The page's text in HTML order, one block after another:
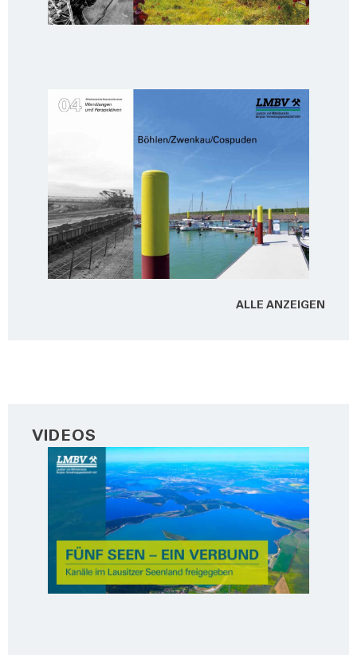
ALLE ANZEI­GEN
VIDEOS